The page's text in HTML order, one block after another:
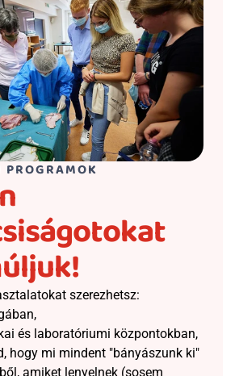
szerezhetsz:
és laboratóriumi központokban,
hogy mi mindent "bányászunk ki"
amiket lenyelnek (sosem